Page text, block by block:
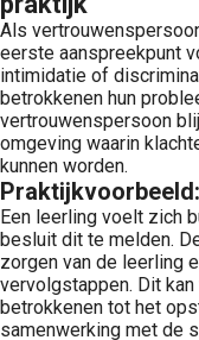
Als
eerste aanspreekpunt
intimidatie of
betrokkenen hun
vertrouwenspersoon
omgeving waarin
kunnen worden.
Praktijkvoorbeeld:
Een leerling voelt zich
besluit dit te melden.
zorgen van de leerling
vervolgstappen. Dit
betrokkenen tot het
samenwerking met de